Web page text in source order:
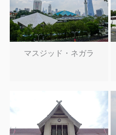
マスジッド・ネガラ